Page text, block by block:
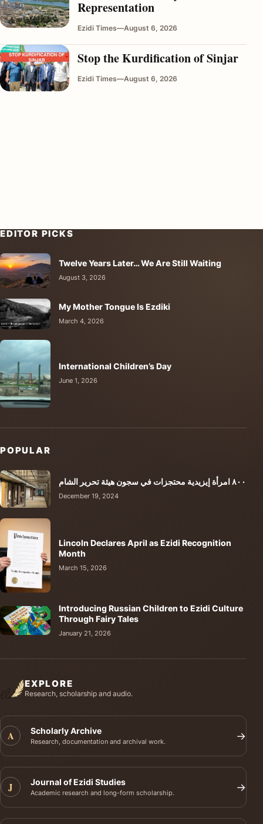
Representation
Ezidi Times—August 6, 2026
Stop the Kurdification of Sinjar
Ezidi Times—August 6, 2026
EDITOR PICKS
Twelve Years Later… We Are Still Waiting
August 3, 2026
My Mother Tongue Is Ezdiki
March 4, 2026
International Children’s Day
June 1, 2026
POPULAR
٨٠٠ امرأة إيزيدية محتجزات في سجون هيئة تحرير الشام
December 19, 2024
Lincoln Declares April as Ezidi Recognition
Month
March 15, 2026
Introducing Russian Children to Ezidi Culture
Through Fairy Tales
January 21, 2026
EXPLORE
Research, scholarship and audio.
A Scholarly Archive
Research, documentation and archival work. →
J Journal of Ezidi Studies
Academic research and long-form scholarship. →